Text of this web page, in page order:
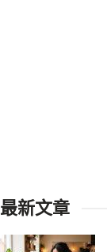
最新文章